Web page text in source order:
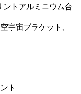
ントアルミニウム合
宇宙ブラケット、
ト